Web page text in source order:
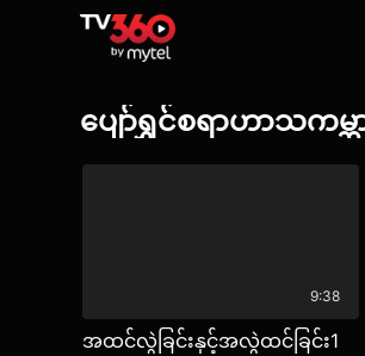
ပျော်ရွှင်စရာဟာသကမ္ဘ
9:38
အထင်လွဲခြင်းနှင့်အလွဲထင်ခြင်း1